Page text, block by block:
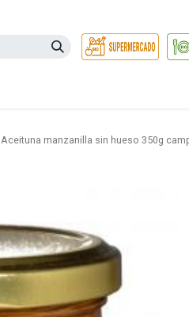
Aceituna manzanilla sin hueso 350g